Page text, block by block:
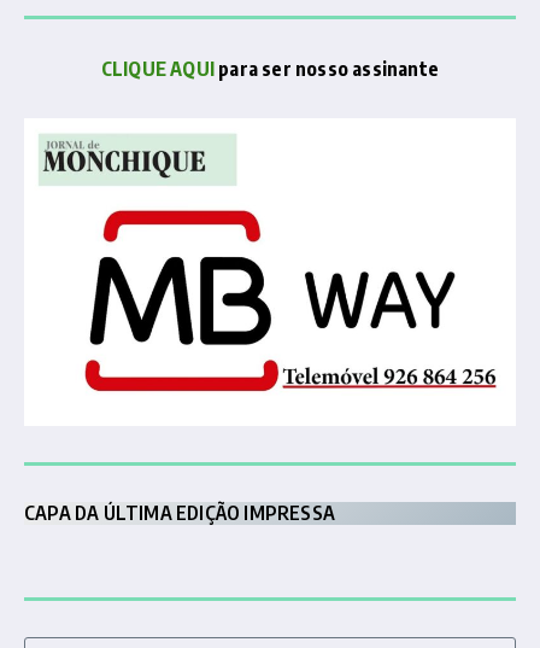
CLIQUE AQUI para ser nosso assinante
CAPA DA ÚLTIMA EDIÇÃO IMPRESSA